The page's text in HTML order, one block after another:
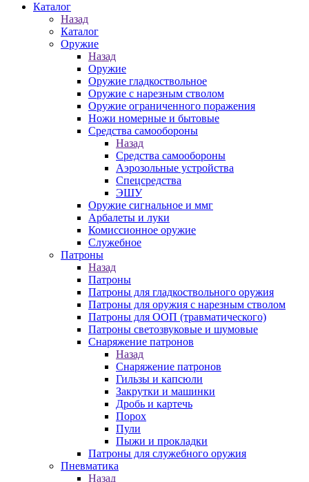
Каталог
Назад
Каталог
Оружие
Назад
Оружие
Оружие гладкоствольное
Оружие с нарезным стволом
Оружие ограниченного поражения
Ножи номерные и бытовые
Средства самообороны
Назад
Средства самообороны
Аэрозольные устройства
Спецсредства
ЭШУ
Оружие сигнальное и ммг
Арбалеты и луки
Комиссионное оружие
Служебное
Патроны
Назад
Патроны
Патроны для гладкоствольного оружия
Патроны для оружия с нарезным стволом
Патроны для ООП (травматического)
Патроны светозвуковые и шумовые
Снаряжение патронов
Назад
Снаряжение патронов
Гильзы и капсюли
Закрутки и машинки
Дробь и картечь
Порох
Пули
Пыжи и прокладки
Патроны для служебного оружия
Пневматика
Назад